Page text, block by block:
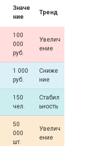
Значе
ние
Тренд
100
000
руб.
Увелич
ение
1 000
руб.
Сниже
ние
150
чел.
Стабил
ьность
50
000
шт.
Увелич
ение